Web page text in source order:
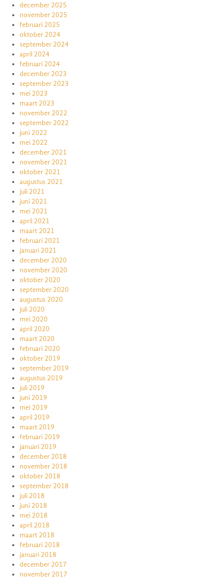
december 2025
november 2025
februari 2025
oktober 2024
september 2024
april 2024
februari 2024
december 2023
september 2023
mei 2023
maart 2023
november 2022
september 2022
juni 2022
mei 2022
december 2021
november 2021
oktober 2021
augustus 2021
juli 2021
juni 2021
mei 2021
april 2021
maart 2021
februari 2021
januari 2021
december 2020
november 2020
oktober 2020
september 2020
augustus 2020
juli 2020
mei 2020
april 2020
maart 2020
februari 2020
oktober 2019
september 2019
augustus 2019
juli 2019
juni 2019
mei 2019
april 2019
maart 2019
februari 2019
januari 2019
december 2018
november 2018
oktober 2018
september 2018
juli 2018
juni 2018
mei 2018
april 2018
maart 2018
februari 2018
januari 2018
december 2017
november 2017